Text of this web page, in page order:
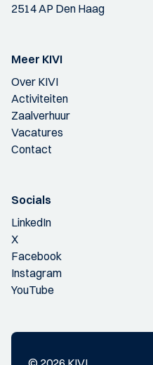
2514 AP Den Haag
Meer KIVI
Over KIVI
Activiteiten
Zaalverhuur
Vacatures
Contact
Socials
LinkedIn
X
Facebook
Instagram
YouTube